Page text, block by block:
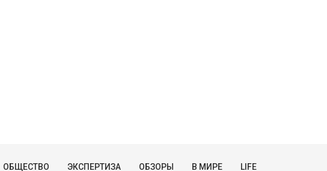
ОБЩЕСТВО ЭКСПЕРТИЗА ОБЗОРЫ В МИРЕ LIFE